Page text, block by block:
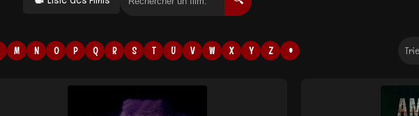
M N O P Q R S T U V W X Y Z #